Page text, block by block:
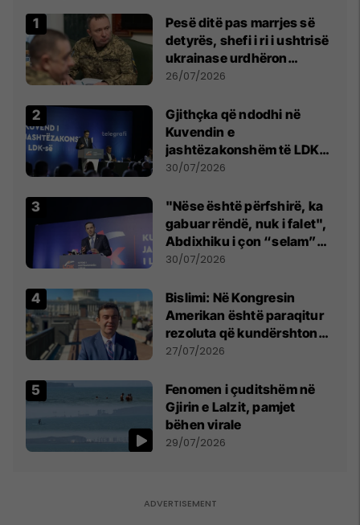
Pesë ditë pas marrjes së
detyrës, shefi i ri i ushtrisë
ukrainase urdhëron
kontroll të madh
26/07/2026
Gjithçka që ndodhi në
Kuvendin e
jashtëzakonshëm të LDK-
së
30/07/2026
"Nëse është përfshirë, ka
gabuar rëndë, nuk i falet",
Abdixhiku i çon “selam”
Përparim Ramës
30/07/2026
Bislimi: Në Kongresin
Amerikan është paraqitur
rezoluta që kundërshton
mbajtjen e Asamblesë
në Beograd
27/07/2026
Fenomen i çuditshëm në
Gjirin e Lalzit, pamjet
bëhen virale
29/07/2026